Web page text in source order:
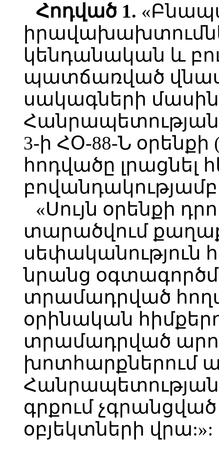
Հոդված 1.
կենդանական և
պատճառված
սակագների
Հանրապետության
3-ի ՀՕ-88-Ն
հոդվածը լրացնել
«Սույն օրենքի
տարածվում
սեփականություն
նրանց
տրամադրված
օրինական
տրամադրված
խոտհարքներում
Հանրապետության
գրքում
օբյեկտների վրա:»: